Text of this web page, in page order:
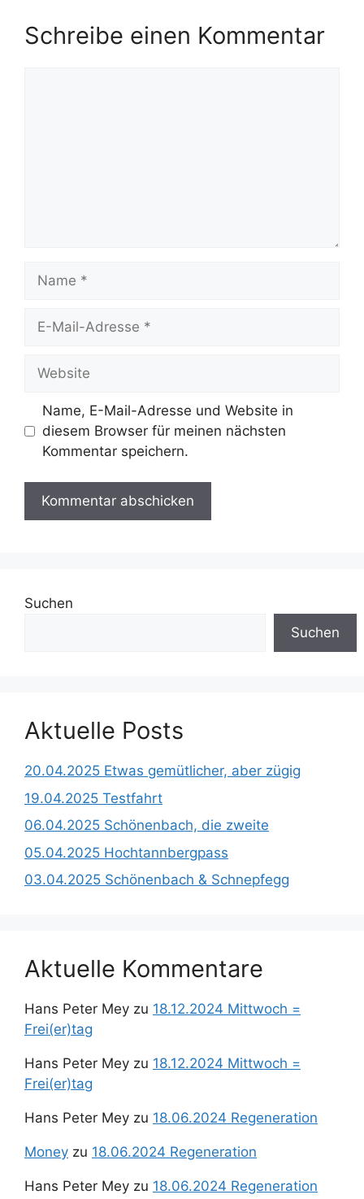
Schreibe einen Kommentar
Mail-
Name, E-Mail-Adresse und Website in
diesem Browser für meinen nächsten
Kommentar speichern.
Suchen
Suchen
Aktuelle Posts
20.04.2025 Etwas gemütlicher, aber zügig
19.04.2025 Testfahrt
06.04.2025 Schönenbach, die zweite
05.04.2025 Hochtannbergpass
03.04.2025 Schönenbach & Schnepfegg
Aktuelle Kommentare
Hans Peter Mey zu 18.12.2024 Mittwoch =
Frei(er)tag
Hans Peter Mey zu 18.12.2024 Mittwoch =
Frei(er)tag
Hans Peter Mey zu 18.06.2024 Regeneration
Money zu 18.06.2024 Regeneration
Hans Peter Mey zu 18.06.2024 Regeneration